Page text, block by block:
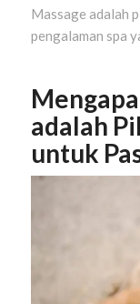
Massage adalah
pengalaman spa
adalah
untuk